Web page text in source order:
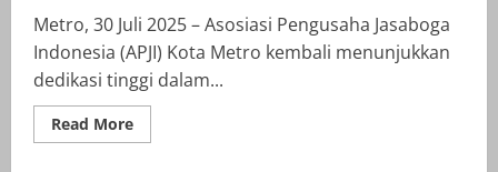
Metro, 30 Juli 2025 – Asosiasi Pengusaha Jasaboga
Indonesia (APJI) Kota Metro kembali menunjukkan
dedikasi tinggi dalam...
Read MoreRead
more